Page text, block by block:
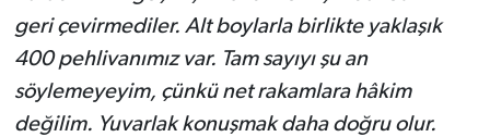
geri çevirmediler. Alt boylarla birlikte yaklaşık
400 pehlivanımız var. Tam sayıyı şu an
söylemeyeyim, çünkü net rakamlara hâkim
değilim. Yuvarlak konuşmak daha doğru olur.